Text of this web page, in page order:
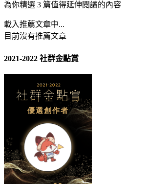
為你精選 3 篇值得延伸閱讀的內容
載入推薦文章中...
目前沒有推薦文章
2021-2022 社群金點賞